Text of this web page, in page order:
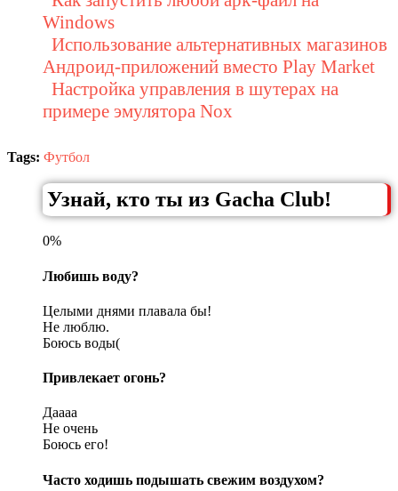
Windows
Использование альтернативных магазинов
Андроид-приложений вместо Play Market
Настройка управления в шутерах на
примере эмулятора Nox
Tags: Футбол
Узнай, кто ты из Gacha Club!
0%
Любишь воду?
Целыми днями плавала бы!
Не люблю.
Боюсь воды(
Привлекает огонь?
Даааа
Не очень
Боюсь его!
Часто ходишь подышать свежим воздухом?